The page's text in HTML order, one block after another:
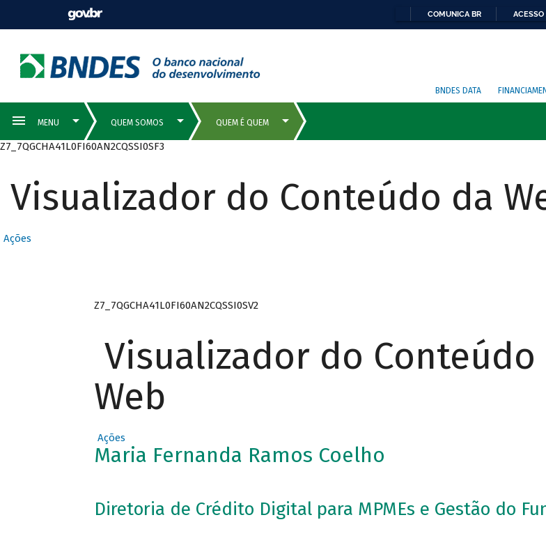
COMUNICA BR ACESSO
BNDES DATA
Z7_7QGCHA41L0FI60AN2CQSSI0SF3
Visualizador do Conteúdo da
Ações
Z7_7QGCHA41L0FI60AN2CQSSI0SV2
Visualizador do Conteúdo
Web
Ações
Maria Fernanda Ramos Coelho
Diretoria de Crédito Digital para MPMEs e Gestão do